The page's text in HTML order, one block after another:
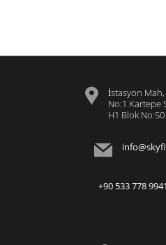
İstasyon Mah,
No:1 Kartepe
H1 Blok
+90 533 778 9941